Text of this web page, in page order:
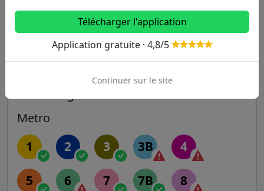
Les Bruyères / Michel Ricard
167
Metro
1 2 3 3B 4
5 6 7 7B 8
Télécharger l'application
Application gratuite · 4,8/5
Continuer sur le site